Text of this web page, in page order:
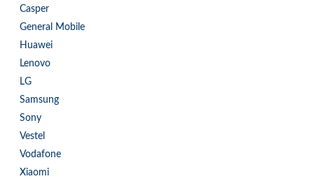
Casper
General Mobile
Huawei
Lenovo
LG
Samsung
Sony
Vestel
Vodafone
Xiaomi